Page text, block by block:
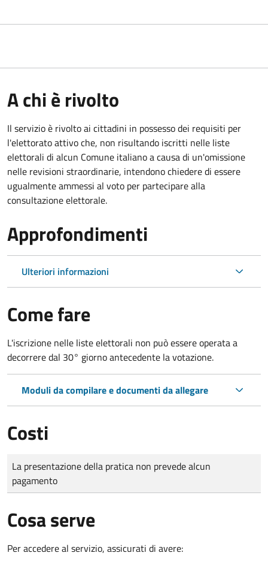
A chi è rivolto
Il servizio è rivolto ai cittadini in possesso dei requisiti per
l'elettorato attivo che, non risultando iscritti nelle liste
elettorali di alcun Comune italiano a causa di un'omissione
nelle revisioni straordinarie, intendono chiedere di essere
ugualmente ammessi al voto per partecipare alla
consultazione elettorale.
Approfondimenti
Ulteriori informazioni
Come fare
L'iscrizione nelle liste elettorali non può essere operata a
decorrere dal 30° giorno antecedente la votazione.
Moduli da compilare e documenti da allegare
Costi
Tipo di pagamento
Importo
La presentazione della pratica non prevede alcun
pagamento
Cosa serve
Per accedere al servizio, assicurati di avere: